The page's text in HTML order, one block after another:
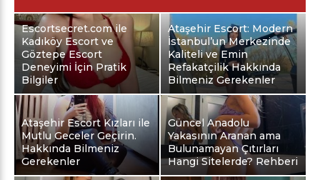
Escortsecret.com ile
Kadıköy Escort ve
Göztepe Escort
Deneyimi İçin Pratik
Bilgiler
Ataşehir Escort: Modern
İstanbul’un Merkezinde
Kaliteli ve Emin
Refakatçilik Hakkında
Bilmeniz Gerekenler
Ataşehir Escort Kızları ile
Mutlu Geceler Geçirin.
Hakkında Bilmeniz
Gerekenler
Güncel Anadolu
Yakasının Aranan ama
Bulunamayan Çıtırları
Hangi Sitelerde? Rehberi